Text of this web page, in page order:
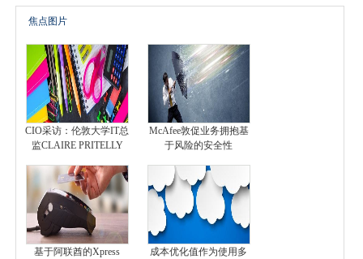
焦点图片
CIO采访：伦敦大学IT总
监CLAIRE PRITELLY
McAfee敦促业务拥抱基
于风险的安全性
基于阿联酋的Xpress
成本优化值作为使用多